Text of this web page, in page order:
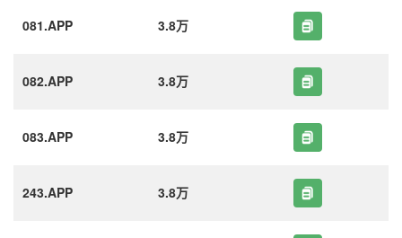
081.APP 3.8万
082.APP 3.8万
083.APP 3.8万
243.APP 3.8万